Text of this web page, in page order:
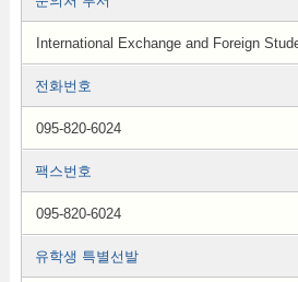
International Exchange and Foreign
전화번호
095-820-6024
팩스번호
095-820-6024
유학생 특별선발